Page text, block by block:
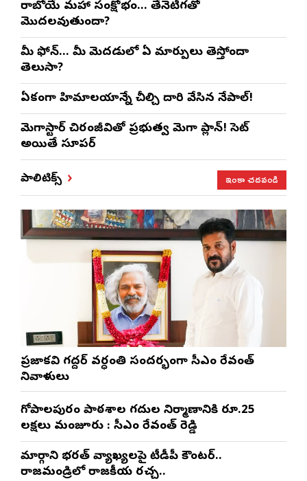
రాబోయే మహా సంక్షోభం… తేనెటీగతో
మొదలవుతుందా?
మీ ఫోన్… మీ మెదడులో ఏ మార్పులు తెస్తోందా
తెలుసా?
ఏకంగా హిమాలయాన్నే చీల్చి దారి వేసిన నేపాల్!
మెగాస్టార్ చిరంజీవితో ప్రభుత్వ మెగా ప్లాన్! సెట్
అయితే సూపర్
పాలిటిక్స్ ఇంకా చదవండి
ప్రజాకవి గద్దర్‌ వర్ధంతి సందర్భంగా సీఎం రేవంత్‌
నివాళులు
గోపాల‌పురం పాఠ‌శాల గ‌దుల నిర్మాణానికి రూ.25
ల‌క్ష‌లు మంజూరు : సీఎం రేవంత్ రెడ్డి
మార్గాని భరత్ వ్యాఖ్యలపై టీడీపీ కౌంటర్..
రాజమండ్రిలో రాజకీయ రచ్చ..